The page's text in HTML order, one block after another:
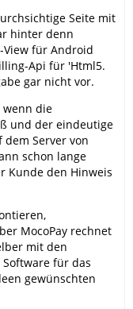
Seite mit
hinter denn
View für Android
Api für 'Html5.
gar nicht vor.
wenn die
und der eindeutige
Server von
schon lange
Kunde den Hinweis
MocoPay rechnet
mit den
für das
gewünschten